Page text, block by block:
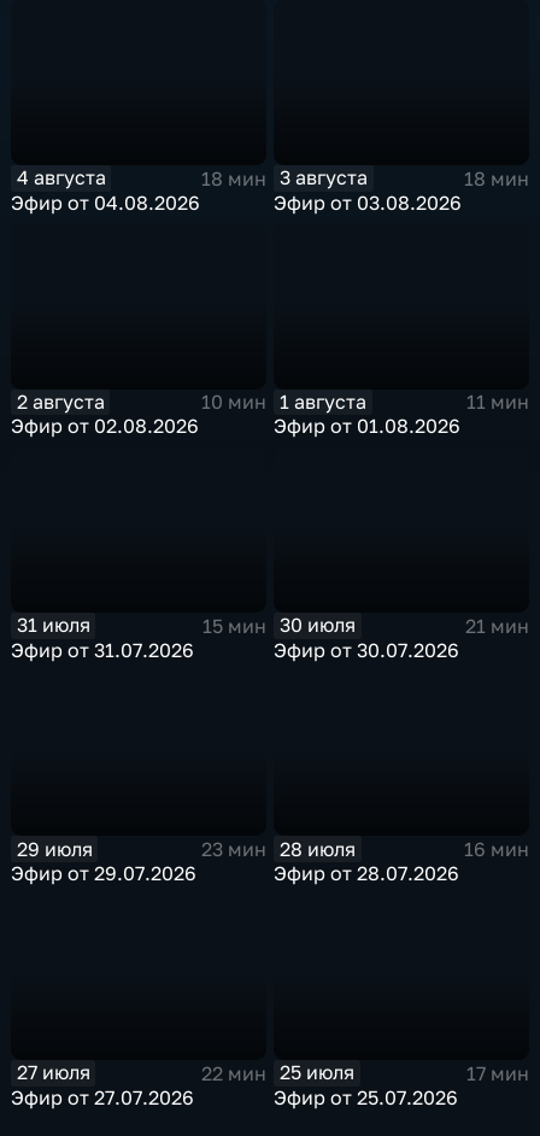
4 августа
18 мин
Эфир от 04.08.2026
3 августа
18 мин
Эфир от 03.08.2026
2 августа
10 мин
Эфир от 02.08.2026
1 августа
11 мин
Эфир от 01.08.2026
31 июля
15 мин
Эфир от 31.07.2026
30 июля
21 мин
Эфир от 30.07.2026
29 июля
23 мин
Эфир от 29.07.2026
28 июля
16 мин
Эфир от 28.07.2026
27 июля
22 мин
Эфир от 27.07.2026
25 июля
17 мин
Эфир от 25.07.2026